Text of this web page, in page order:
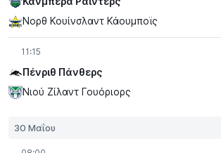
Νορθ Κουίνσλαντ Κάουμποϊς
11:15
Πένριθ Πάνθερς
Νιού Ζίλαντ Γουόριορς
30 Μαΐου